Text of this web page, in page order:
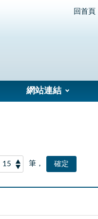
回首頁
網站連結
筆，